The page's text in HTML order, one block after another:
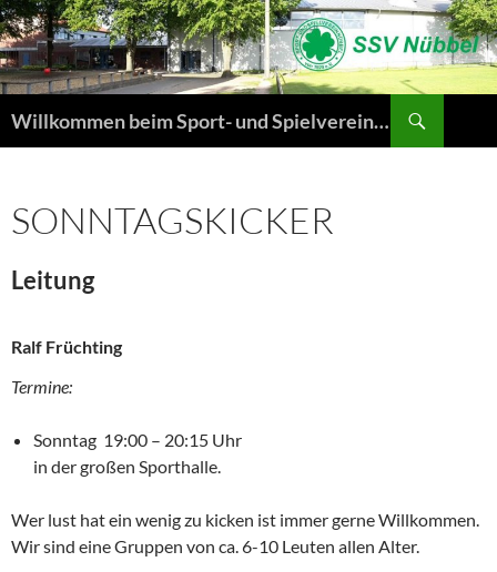
Willkommen beim Sport- und Spielverein Nübbel von 1920 e.V.
SONNTAGSKICKER
Leitung
Ralf Früchting
Termine:
Sonntag 19:00 – 20:15 Uhr
in der großen Sporthalle.
Wer lust hat ein wenig zu kicken ist immer gerne Willkommen.
Wir sind eine Gruppen von ca. 6-10 Leuten allen Alter.